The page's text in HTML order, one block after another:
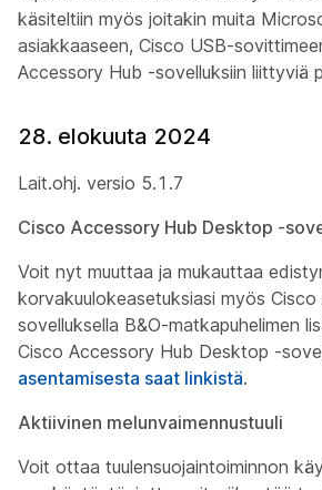
käsiteltiin myös joitakin muita
asiakkaaseen, Cisco USB-
Accessory Hub -sovelluksiin liittyviä
28. elokuuta 2024
Lait.ohj. versio 5.1.7
Cisco Accessory Hub Desktop -
Voit nyt muuttaa ja mukauttaa
korvakuulokeasetuksiasi myös
sovelluksella B&O-matkapuhelimen
Cisco Accessory Hub Desktop -
asentamisesta saat linkistä.
Aktiivinen melunvaimennustuuli
Voit ottaa tuulensuojaintoiminnon